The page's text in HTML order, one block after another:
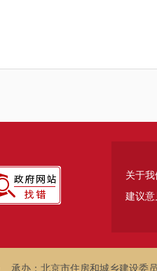
关于我
建议意
承办：北京市住房和城乡建设委